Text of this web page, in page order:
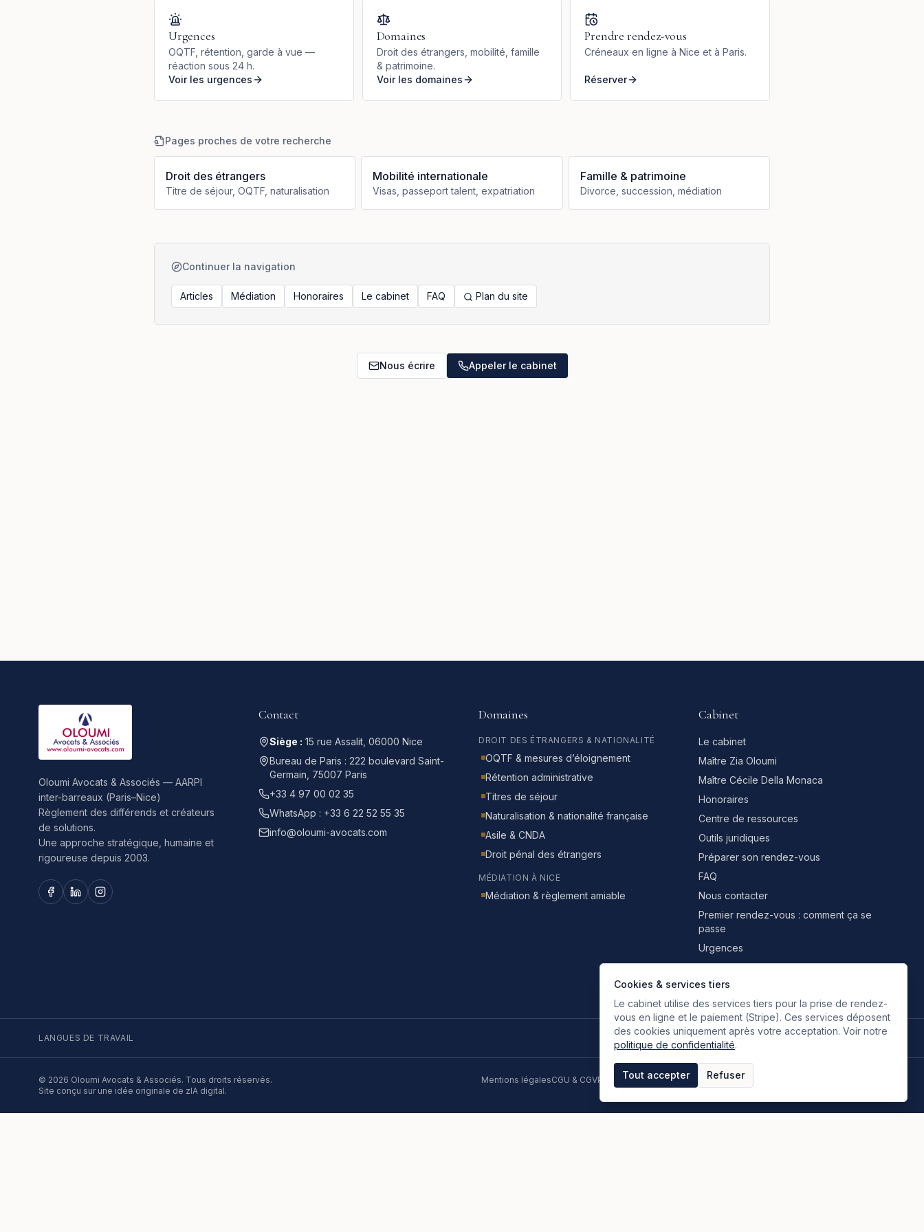
Cookies & services tiers
Le cabinet utilise des services tiers pour la prise de rendez-
vous en ligne et le paiement (Stripe). Ces services déposent
des cookies uniquement après votre acceptation. Voir notre
politique de confidentialité.
Tout accepter Refuser
Urgences
OQTF, rétention, garde à vue —
réaction sous 24 h.
Voir les urgences
Domaines
Droit des étrangers, mobilité, famille
& patrimoine.
Voir les domaines
Prendre rendez-vous
Créneaux en ligne à Nice et à Paris.
Réserver
Pages proches de votre recherche
Droit des étrangers
Titre de séjour, OQTF, naturalisation
Mobilité internationale
Visas, passeport talent, expatriation
Famille & patrimoine
Divorce, succession, médiation
Continuer la navigation
Articles Médiation Honoraires Le cabinet FAQ Plan du site
Nous écrire Appeler le cabinet
Oloumi Avocats & Associés — AARPI
inter-barreaux (Paris–Nice)
Règlement des différends et créateurs
de solutions.
Une approche stratégique, humaine et
rigoureuse depuis 2003.
Contact
Siège : 15 rue Assalit, 06000 Nice
Bureau de Paris : 222 boulevard Saint-
Germain, 75007 Paris
+33 4 97 00 02 35
WhatsApp : +33 6 22 52 55 35
info@oloumi-avocats.com
Domaines
DROIT DES ÉTRANGERS & NATIONALITÉ
OQTF & mesures d’éloignement
Rétention administrative
Titres de séjour
Naturalisation & nationalité française
Asile & CNDA
Droit pénal des étrangers
MÉDIATION À NICE
Médiation & règlement amiable
Cabinet
Le cabinet
Maître Zia Oloumi
Maître Cécile Della Monaca
Honoraires
Centre de ressources
Outils juridiques
Préparer son rendez-vous
FAQ
Nous contacter
Premier rendez-vous : comment ça se
passe
Urgences
Professionnels & partenaires
LANGUES DE TRAVAIL 🇫🇷
Français
FR 🇬🇧
AnglaisEN 🇮🇹IT🇪🇸ES🇷🇺 RU🇮🇷FA
© 2026 Oloumi Avocats & Associés. Tous droits réservés.
Site conçu sur une idée originale de zIA digital.
Mentions légalesCGU & CGVPolitique de confidentialité Espace clients